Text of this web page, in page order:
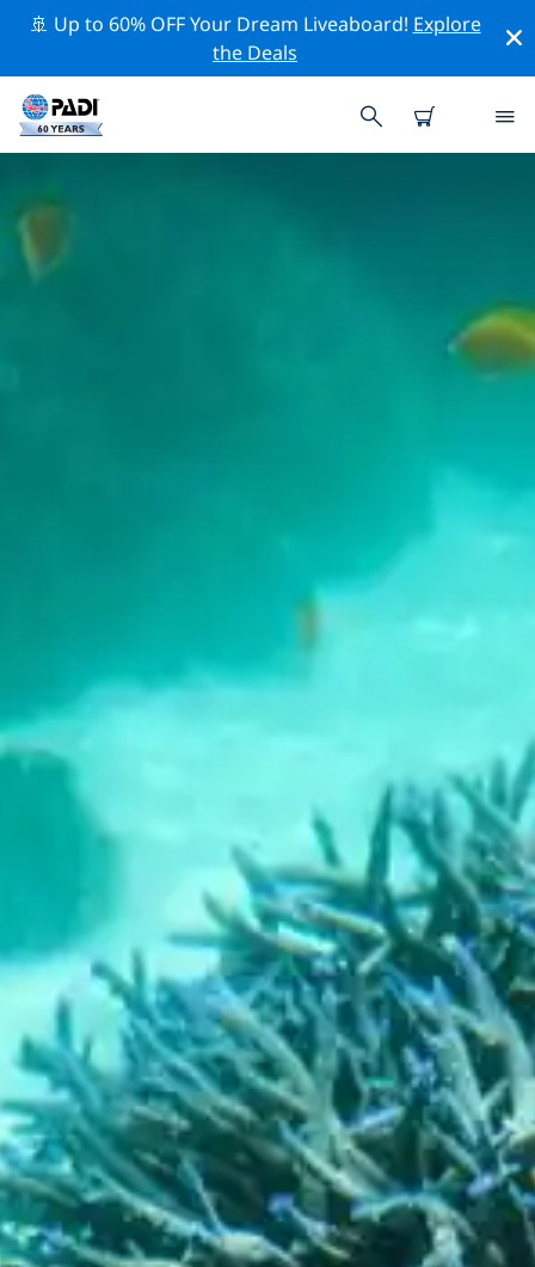
🚢 Up to 60% OFF Your Dream Liveaboard! Explore
the Deals